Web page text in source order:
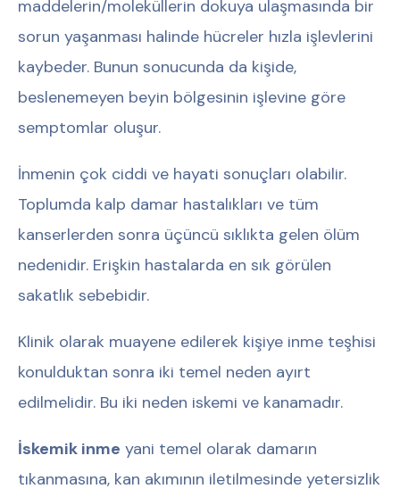
maddelerin/moleküllerin dokuya ulaşmasında bir
sorun yaşanması halinde hücreler hızla işlevlerini
kaybeder. Bunun sonucunda da kişide,
beslenemeyen beyin bölgesinin işlevine göre
semptomlar oluşur.
İnmenin çok ciddi ve hayati sonuçları olabilir.
Toplumda kalp damar hastalıkları ve tüm
kanserlerden sonra üçüncü sıklıkta gelen ölüm
nedenidir. Erişkin hastalarda en sık görülen
sakatlık sebebidir.
Klinik olarak muayene edilerek kişiye inme teşhisi
konulduktan sonra iki temel neden ayırt
edilmelidir. Bu iki neden iskemi ve kanamadır.
İskemik inme yani temel olarak damarın
tıkanmasına, kan akımının iletilmesinde yetersizlik